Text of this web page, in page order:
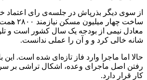
از سوی دیگر بذرپاش در جلسه‌ی رای اعتماد
ساخت چهار
معادل نیمی از بودجه یک سال کشور است و
شانه خالی کرد و و آن را عملی ندانست.
حالا اما ماجرا وارد فاز تازه‌ای شده است. این
رفتن اصل ماجرای وعده، اشکال تراشی بر
کار قرار دارد.